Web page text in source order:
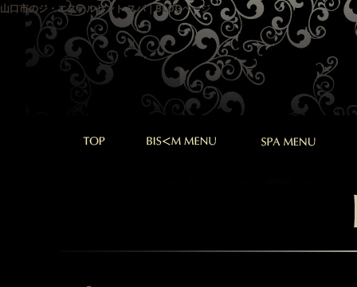
山口市のジ・エステルセント スパ｜BLOGページ